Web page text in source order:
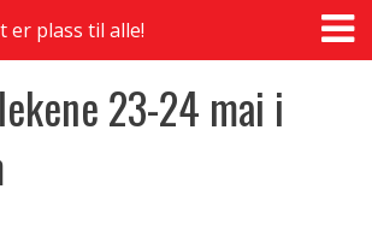
er plass til alle!
23-24 mai i